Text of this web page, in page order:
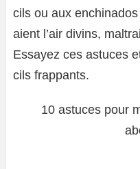
cils ou aux
aient l’air divins,
Essayez ces astuces
cils frappants.
10 astuces pour